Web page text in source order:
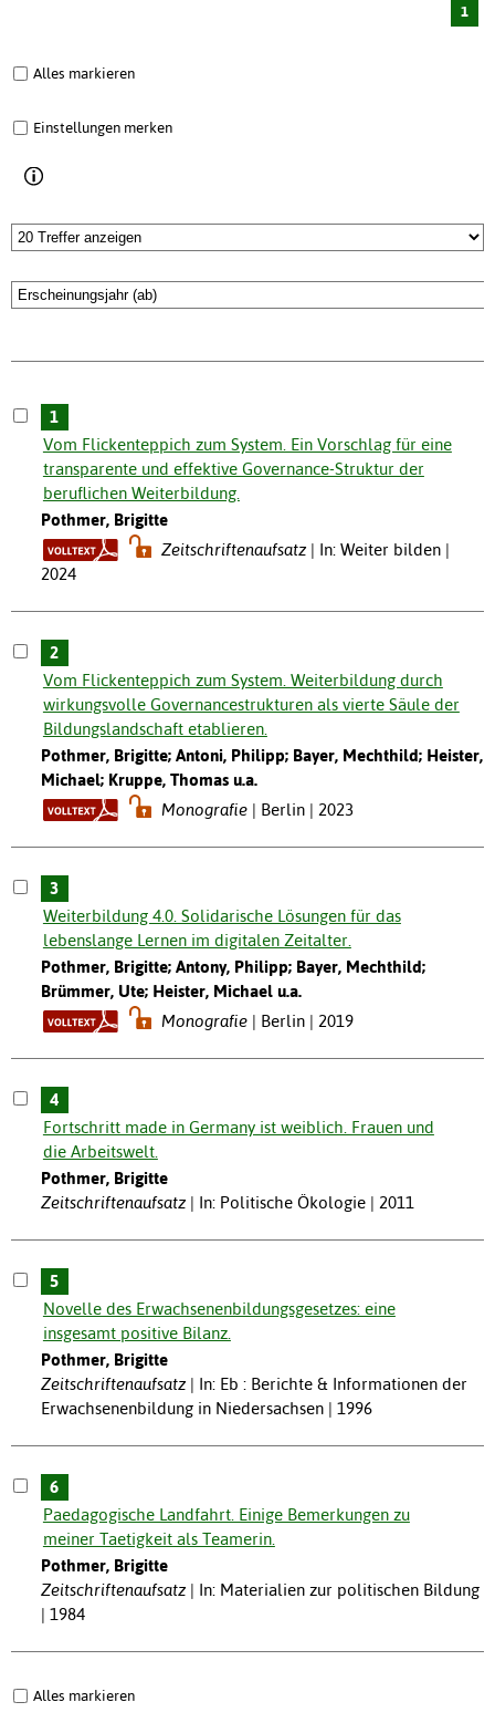
1
Alles markieren
Einstellungen merken
1
Vom Flickenteppich zum System. Ein Vorschlag für eine
transparente und effektive Governance-Struktur der
beruflichen Weiterbildung.
Pothmer, Brigitte
Zeitschriftenaufsatz
In: Weiter bilden |
2024
2
Vom Flickenteppich zum System. Weiterbildung durch
wirkungsvolle Governancestrukturen als vierte Säule der
Bildungslandschaft etablieren.
Pothmer, Brigitte; Antoni, Philipp; Bayer, Mechthild; Heister,
Michael; Kruppe, Thomas u.a.
Monografie
Berlin | 2023
3
Weiterbildung 4.0. Solidarische Lösungen für das
lebenslange Lernen im digitalen Zeitalter.
Pothmer, Brigitte; Antony, Philipp; Bayer, Mechthild;
Brümmer, Ute; Heister, Michael u.a.
Monografie
Berlin | 2019
4
Fortschritt made in Germany ist weiblich. Frauen und
die Arbeitswelt.
Pothmer, Brigitte
Zeitschriftenaufsatz
In: Politische Ökologie | 2011
5
Novelle des Erwachsenenbildungsgesetzes: eine
insgesamt positive Bilanz.
Pothmer, Brigitte
Zeitschriftenaufsatz
In: Eb : Berichte & Informationen der
Erwachsenenbildung in Niedersachsen | 1996
6
Paedagogische Landfahrt. Einige Bemerkungen zu
meiner Taetigkeit als Teamerin.
Pothmer, Brigitte
Zeitschriftenaufsatz
In: Materialien zur politischen Bildung
| 1984
Alles markieren